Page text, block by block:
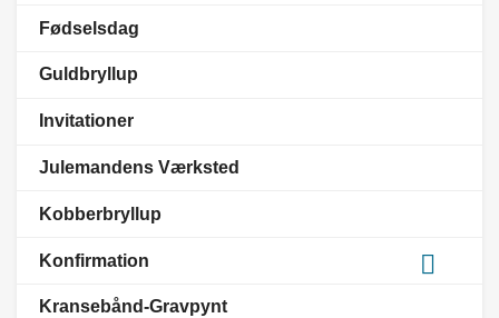
Fødselsdag
Guldbryllup
Invitationer
Julemandens Værksted
Kobberbryllup
Konfirmation 
Kransebånd-Gravpynt